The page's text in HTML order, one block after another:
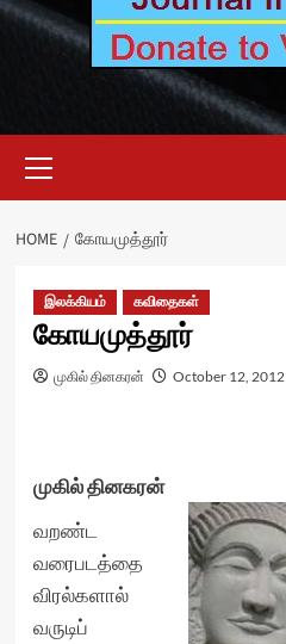
Menu
HOME கோயமுத்தூர்
இலக்கியம் கவிதைகள்
கோயமுத்தூர்
முகில் தினகரன் October 12, 2012
முகில் தினகரன்
வறண்ட
வரைபடத்தை
விரல்களால்
வருடிப்